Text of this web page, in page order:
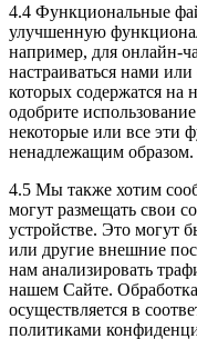
4.4 Функциональные
улучшенную
например, для онлайн-
настраиваться нами
которых содержатся
одобрите
некоторые или все эти
ненадлежащим образом.
4.5 Мы также хотим
могут размещать свои
устройстве. Это могут
или другие внешние
нам анализировать
нашем Сайте.
осуществляется в
политиками